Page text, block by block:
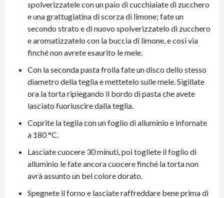
spolverizzatele con un paio di cucchiaiate di zucchero
e una grattugiatina di scorza di limone; fate un
secondo strato e di nuovo spolverizzatelo di zucchero
e aromatizzatelo con la buccia di limone, e così via
finché non avrete esaurito le mele.
Con la seconda pasta frolla fate un disco dello stesso
diametro della teglia e mettetelo sulle mele. Sigillate
ora la torta ripiegando il bordo di pasta che avete
lasciato fuoriuscire dalla teglia.
Coprite la teglia con un foglio di alluminio e infornate
a 180 °C.
Lasciate cuocere 30 minuti, poi togliete il foglio di
alluminio le fate ancora cuocere finché la torta non
avrà assunto un bel colore dorato.
Spegnete il forno e lasciate raffreddare bene prima di